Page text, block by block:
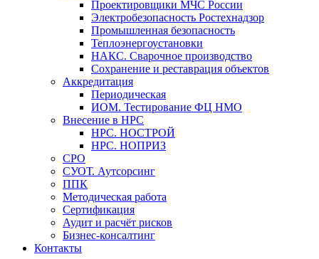
Проектировщики МЧС России
Электробезопасность Ростехнадзор
Промышленная безопасность
Теплоэнергоустановки
НАКС. Сварочное производство
Сохранение и реставрация объектов
Аккредитация
Периодическая
ИОМ. Тестирование ФЦ НМО
Внесение в НРС
НРС. НОСТРОЙ
НРС. НОПРИЗ
СРО
СУОТ. Аутсорсинг
ППК
Методическая работа
Сертификация
Аудит и расчёт рисков
Бизнес-консалтинг
Контакты